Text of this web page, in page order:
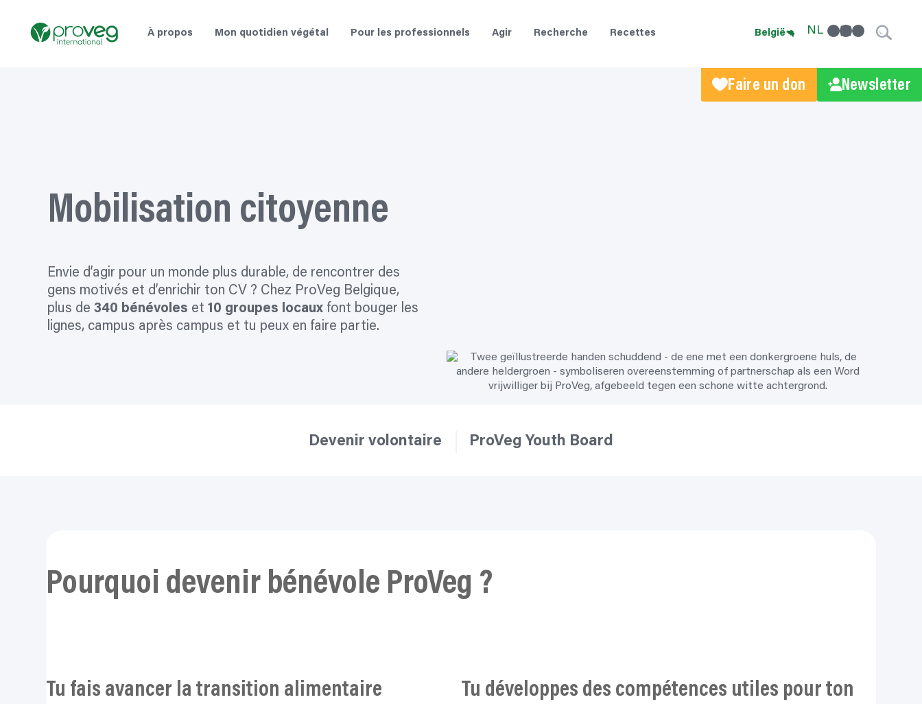
contenu
À propos Mon quotidien végétal Pour les professionnels Agir Recherche Recettes België NL facebook linkedin Instagram
Faire un don Newsletter
Mobilisation citoyenne
Envie d’agir pour un monde plus durable, de rencontrer des
gens motivés et d’enrichir ton CV ? Chez ProVeg Belgique,
plus de 340 bénévoles et 10 groupes locauxfont bouger les
lignes, campus après campus et tu peux en faire partie.
Devenir volontaire ProVeg Youth Board
Pourquoi devenir bénévole ProVeg ?
Tu fais avancer la transition alimentaire
Tu développes des compétences utiles pour ton